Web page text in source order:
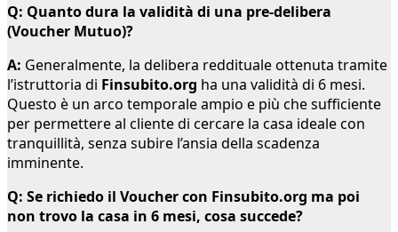
Q: Quanto dura la validità di una pre-delibera
(Voucher Mutuo)?
A: Generalmente, la delibera reddituale ottenuta tramite
l’istruttoria di Finsubito.org ha una validità di 6 mesi.
Questo è un arco temporale ampio e più che sufficiente
per permettere al cliente di cercare la casa ideale con
tranquillità, senza subire l’ansia della scadenza
imminente.
Q: Se richiedo il Voucher con Finsubito.org ma poi
non trovo la casa in 6 mesi, cosa succede?